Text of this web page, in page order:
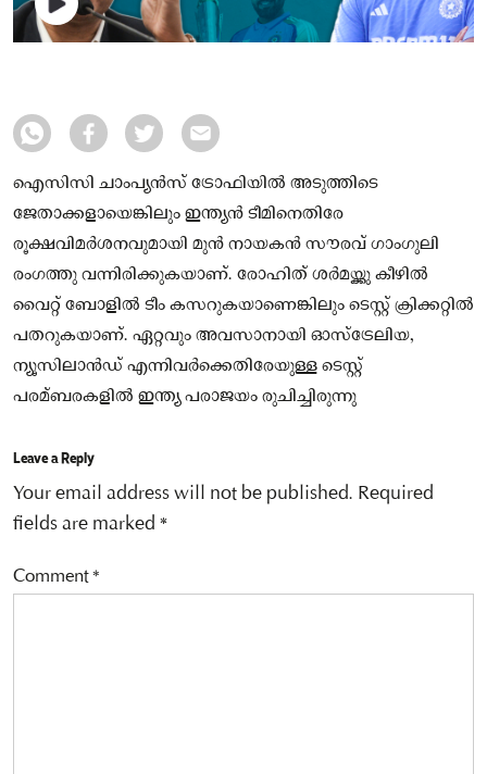
ഐസിസി ചാംപ്യന്‍സ് ട്രോഫിയില്‍ അടുത്തിടെ
ജേതാക്കളായെങ്കിലും ഇന്ത്യന്‍ ടീമിനെതിരേ
രൂക്ഷവിമര്‍ശനവുമായി മുന്‍ നായകന്‍ സൗരവ് ഗാംഗുലി
രംഗത്തു വന്നിരിക്കുകയാണ്. രോഹിത് ശര്‍മയ്ക്കു കീഴില്‍
വൈറ്റ് ബോളില്‍ ടീം കസറുകയാണെങ്കിലും ടെസ്റ്റ് ക്രിക്കറ്റില്‍
പതറുകയാണ്. ഏറ്റവും അവസാനായി ഓസ്‌ട്രേലിയ,
ന്യൂസിലാന്‍ഡ് എന്നിവര്‍ക്കെതിരേയുള്ള ടെസ്റ്റ്
പരമ്ബരകളില്‍ ഇന്ത്യ പരാജയം രുചിച്ചിരുന്നു
Leave a Reply
Your email address will not be published. Required
fields are marked *
Comment*